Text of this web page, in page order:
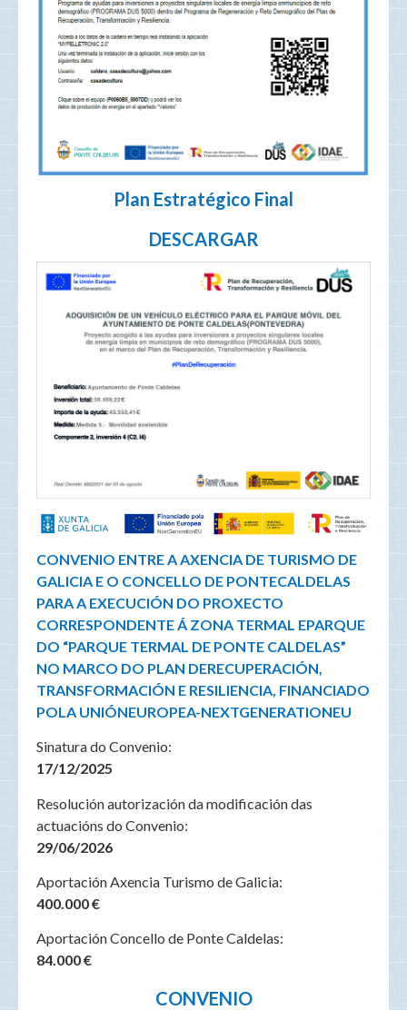
Plan Estratégico Final
DESCARGAR
CONVENIO ENTRE A AXENCIA DE TURISMO DE
GALICIA E O CONCELLO DE PONTECALDELAS
PARA A EXECUCIÓN DO PROXECTO
CORRESPONDENTE Á ZONA TERMAL EPARQUE
DO “PARQUE TERMAL DE PONTE CALDELAS”
NO MARCO DO PLAN DERECUPERACIÓN,
TRANSFORMACIÓN E RESILIENCIA, FINANCIADO
POLA UNIÓNEUROPEA-NEXTGENERATIONEU
Sinatura do Convenio:
17/12/2025
Resolución autorización da modificación das
actuacións do Convenio:
29/06/2026
Aportación Axencia Turismo de Galicia:
400.000 €
Aportación Concello de Ponte Caldelas:
84.000 €
CONVENIO